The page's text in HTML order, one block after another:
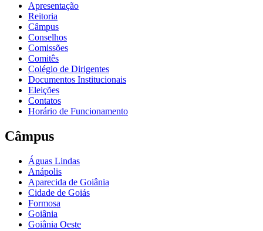
Apresentação
Reitoria
Câmpus
Conselhos
Comissões
Comitês
Colégio de Dirigentes
Documentos Institucionais
Eleições
Contatos
Horário de Funcionamento
Câmpus
Águas Lindas
Anápolis
Aparecida de Goiânia
Cidade de Goiás
Formosa
Goiânia
Goiânia Oeste